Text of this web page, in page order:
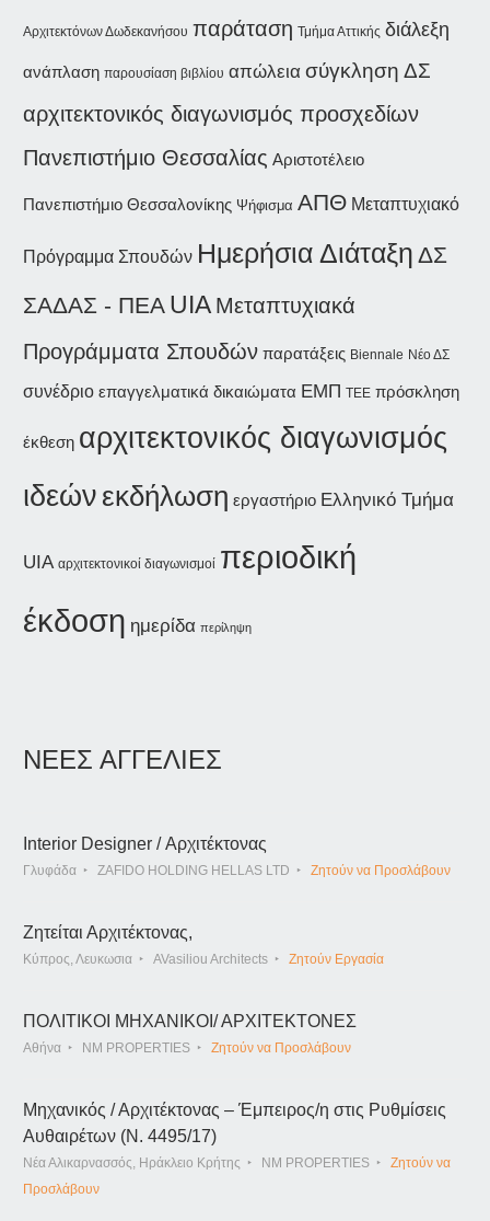
Αρχιτεκτόνων Δωδεκανήσου παράταση Τμήμα Αττικής διάλεξη
ανάπλαση παρουσίαση βιβλίου απώλεια σύγκληση ΔΣ
αρχιτεκτονικός διαγωνισμός προσχεδίων
Πανεπιστήμιο Θεσσαλίας Αριστοτέλειο
Πανεπιστήμιο Θεσσαλονίκης Ψήφισμα ΑΠΘ Μεταπτυχιακό
Πρόγραμμα Σπουδών Ημερήσια Διάταξη ΔΣ
ΣΑΔΑΣ - ΠΕΑ UIA Μεταπτυχιακά
Προγράμματα Σπουδών παρατάξεις Biennale Νέο ΔΣ
συνέδριο επαγγελματικά δικαιώματα ΕΜΠ ΤΕΕ πρόσκληση
έκθεση αρχιτεκτονικός διαγωνισμός
ιδεών εκδήλωση εργαστήριο Ελληνικό Τμήμα
UIA αρχιτεκτονικοί διαγωνισμοί περιοδική
έκδοση ημερίδα περίληψη
ΝΕΕΣ ΑΓΓΕΛΙΕΣ
Interior Designer / Αρχιτέκτονας
Γλυφάδα ZAFIDO HOLDING HELLAS LTD Ζητούν να Προσλάβουν
Ζητείται Αρχιτέκτονας,
Κύπρος, Λευκωσια AVasiliou Architects Ζητούν Εργασία
ΠΟΛΙΤΙΚΟΙ ΜΗΧΑΝΙΚΟΙ/ ΑΡΧΙΤΕΚΤΟΝΕΣ
Αθήνα NM PROPERTIES Ζητούν να Προσλάβουν
Μηχανικός / Αρχιτέκτονας – Έμπειρος/η στις Ρυθμίσεις
Αυθαιρέτων (Ν. 4495/17)
Νέα Αλικαρνασσός, Ηράκλειο Κρήτης NM PROPERTIES
Ζητούν να
Προσλάβουν